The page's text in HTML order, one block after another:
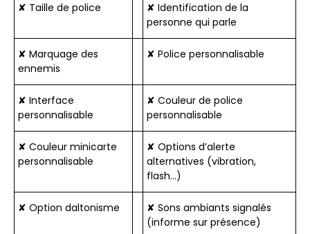
✘ Taille de police
✘ Identification de la
personne qui parle
✘ Marquage des
ennemis
✘ Police personnalisable
✘ Interface
personnalisable
✘ Couleur de police
personnalisable
✘ Couleur minicarte
personnalisable
✘ Options d’alerte
alternatives (vibration,
flash…)
✘ Option daltonisme
✘ Sons ambiants signalés
(informe sur présence)